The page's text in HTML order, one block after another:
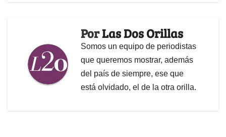
PorLas Dos Orillas
Somos un equipo de periodistas
que queremos mostrar, además
del país de siempre, ese que
está olvidado, el de la otra orilla.